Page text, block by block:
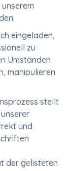
eingeladen,
zu
Umständen
manipulieren
stellt
und
der gelisteten